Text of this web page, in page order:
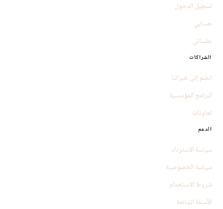
تسجيل الدخول
حسابي
جلساتي
الشراكات
انضم إلى خبرائنا
البرامج المؤسسية
تعاونات
الدعم
سياسة الاسترداد
سياسة الخصوصية
شروط الاستخدام
الأسئلة الشائعة